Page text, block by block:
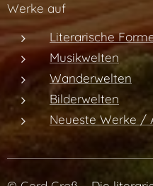
Werke auf
Literarische
Musikwelten
Wanderwelten
Bilderwelten
Neueste Werke /